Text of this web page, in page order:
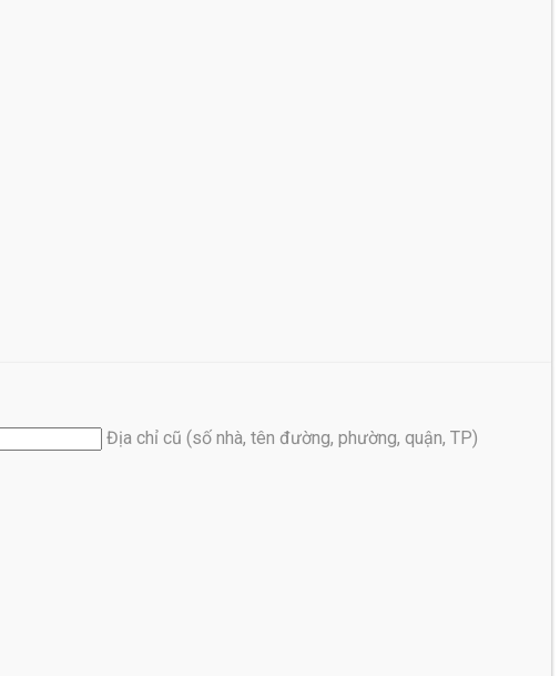
Địa chỉ cũ (số nhà, tên đường, phường, quận, TP)